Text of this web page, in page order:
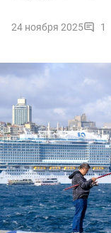
24 ноября 2025 1